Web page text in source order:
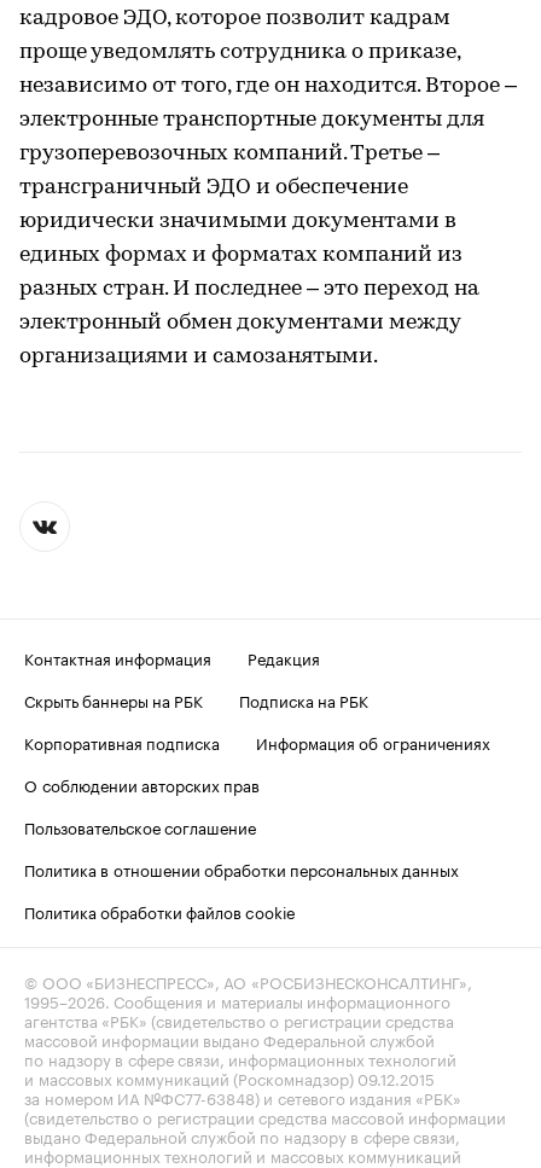
кадровое ЭДО, которое позволит кадрам
проще уведомлять сотрудника о приказе,
независимо от того, где он находится. Второе –
электронные транспортные документы для
грузоперевозочных компаний. Третье –
трансграничный ЭДО и обеспечение
юридически значимыми документами в
единых формах и форматах компаний из
разных стран. И последнее – это переход на
электронный обмен документами между
организациями и самозанятыми.
Контактная информация
Редакция
Скрыть баннеры на РБК
Подписка на РБК
Корпоративная подписка
Информация об ограничениях
О соблюдении авторских прав
Пользовательское соглашение
Политика в отношении обработки персональных данных
Политика обработки файлов cookie
© ООО «БИЗНЕСПРЕСС», АО «РОСБИЗНЕСКОНСАЛТИНГ»,
1995–2026 . Сообщения и материалы информационного
агентства «РБК» (свидетельство о регистрации средства
массовой информации выдано Федеральной службой
по надзору в сфере связи, информационных технологий
и массовых коммуникаций (Роскомнадзор) 09.12.2015
за номером ИА №ФС77-63848) и сетевого издания «РБК»
(свидетельство о регистрации средства массовой информации
выдано Федеральной службой по надзору в сфере связи,
информационных технологий и массовых коммуникаций